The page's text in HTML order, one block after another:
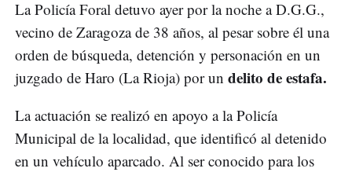
La Policía Foral detuvo ayer por la noche a D.G.G.,
vecino de Zaragoza de 38 años, al pesar sobre él una
orden de búsqueda, detención y personación en un
juzgado de Haro (La Rioja) por un delito de estafa.
La actuación se realizó en apoyo a la Policía
Municipal de la localidad, que identificó al detenido
en un vehículo aparcado. Al ser conocido para los